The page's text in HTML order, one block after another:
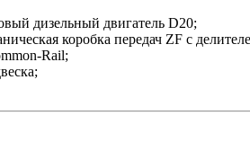
дизельный двигатель D20;
коробка передач ZF с
Rail;